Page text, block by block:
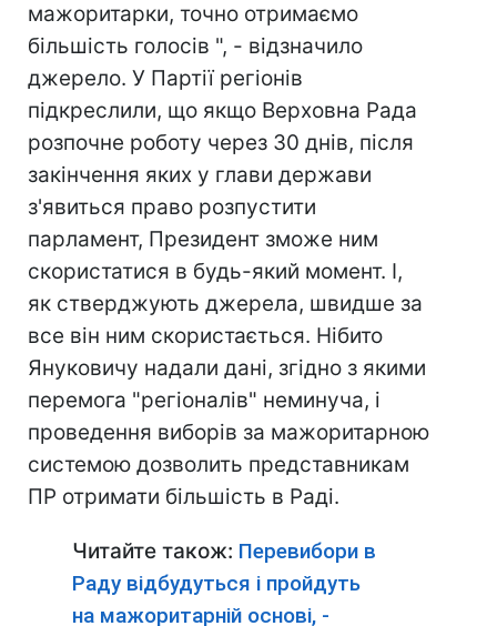
мажоритарки, точно отримаємо
більшість голосів ", - відзначило
джерело. У Партії регіонів
підкреслили, що якщо Верховна Рада
розпочне роботу через 30 днів, після
закінчення яких у глави держави
з'явиться право розпустити
парламент, Президент зможе ним
скористатися в будь-який момент. І,
як стверджують джерела, швидше за
все він ним скористається. Нібито
Януковичу надали дані, згідно з якими
перемога "регіоналів" неминуча, і
проведення виборів за мажоритарною
системою дозволить представникам
ПР отримати більшість в Раді.
Читайте також: Перевибори в
Раду відбудуться і пройдуть
на мажоритарній основі, -